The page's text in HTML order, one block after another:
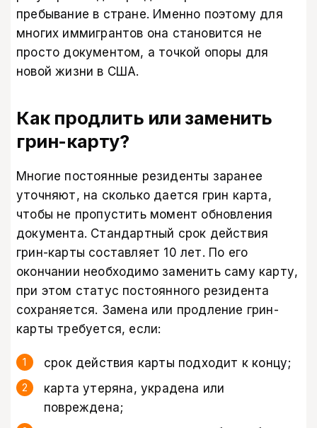
пребывание в стране. Именно поэтому для
многих иммигрантов она становится не
просто документом, а точкой опоры для
новой жизни в США.
Как продлить или заменить
грин-карту?
Многие постоянные резиденты заранее
уточняют, на сколько дается грин карта,
чтобы не пропустить момент обновления
документа. Стандартный срок действия
грин-карты составляет 10 лет. По его
окончании необходимо заменить саму карту,
при этом статус постоянного резидента
сохраняется. Замена или продление грин-
карты требуется, если:
срок действия карты подходит к концу;
карта утеряна, украдена или
повреждена;